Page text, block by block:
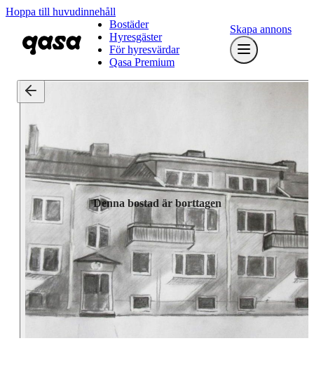
Hoppa till huvudinnehåll
Bostäder
Hyresgäster
För hyresvärdar
Qasa Premium
Skapa annons
Denna bostad är borttagen